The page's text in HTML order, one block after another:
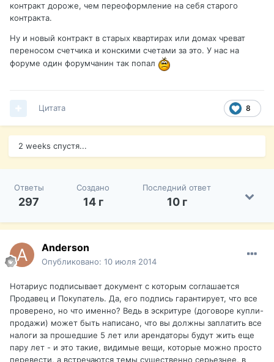
контракт дороже, чем переоформление на себя старого
контракта.
Ну и новый контракт в старых квартирах или домах чреват
переносом счетчика и конскими счетами за это. У нас на
форуме один форумчанин так попал
8
Цитата
2 weeks спустя...
Ответы
297
Создано
14 г
Последний ответ
10 г
Anderson
Опубликовано: 10 июля 2014
Нотариус подписывает документ с которым соглашается
Продавец и Покупатель. Да, его подпись гарантирует, что все
проверено, но что именно? Ведь в эскритуре (договоре купли-
продажи) может быть написано, что вы должны заплатить все
налоги за прошедшие 5 лет или арендаторы будут жить еще
пару лет - и это такие, видимые вещи, которые можно просто
перевести, а встречаются темы существенно серьезнее, в